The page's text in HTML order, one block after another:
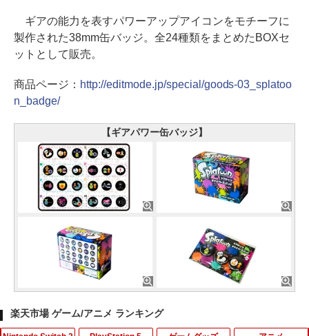
ギアの能力を表すパワーアップアイコンをモチーフに
製作された38mm缶バッジ。全24種類をまとめたBOXセ
ットとして販売。
商品ページ： http://editmode.jp/special/goods-03_splatoo
n_badge/
【ギアパワー缶バッジ】
楽天市場 ゲーム/アニメ ランキング